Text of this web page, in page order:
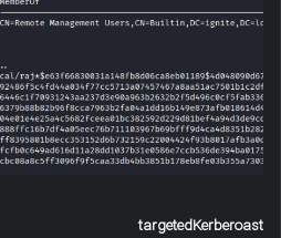
targetedKerberoast